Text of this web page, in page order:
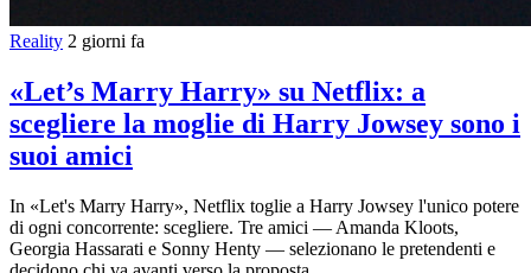
Reality 2 giorni fa
«Let’s Marry Harry» su Netflix: a
scegliere la moglie di Harry Jowsey sono i
suoi amici
In «Let's Marry Harry», Netflix toglie a Harry Jowsey l'unico potere
di ogni concorrente: scegliere. Tre amici — Amanda Kloots,
Georgia Hassarati e Sonny Henty — selezionano le pretendenti e